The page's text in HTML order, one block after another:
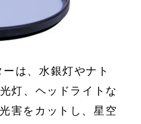
は、水銀灯やナト
灯、ヘッドライトな
害をカットし、星空